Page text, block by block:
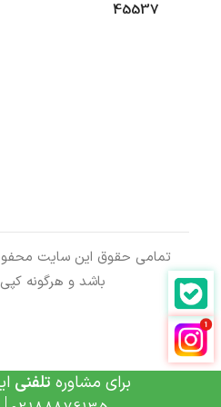
45537
تمامی حقوق این سایت
باشد و هرگونه کپی
برای مشاوره تلفنی